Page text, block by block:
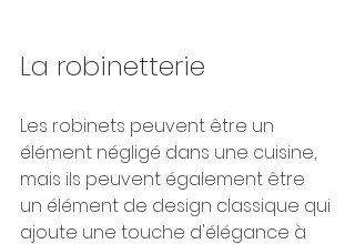
La robinetterie
Les robinets peuvent être un
élément négligé dans une cuisine,
mais ils peuvent également être
un élément de design classique qui
ajoute une touche d'élégance à